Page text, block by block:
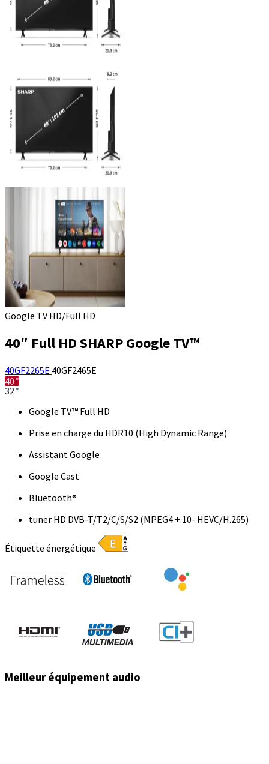
Google TV HD/Full HD
40″ Full HD SHARP Google TV™
40GF2265E 40GF2465E
40″
32″
Google TV™ Full HD
Prise en charge du HDR10 (High Dynamic Range)
Assistant Google
Google Cast
Bluetooth®
tuner HD DVB-T/T2/C/S/S2 (MPEG4 + 10- HEVC/H.265)
Étiquette énergétique
Meilleur équipement audio